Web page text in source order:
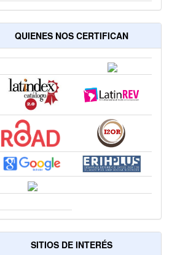
QUIENES NOS CERTIFICAN
SITIOS DE INTERÉS